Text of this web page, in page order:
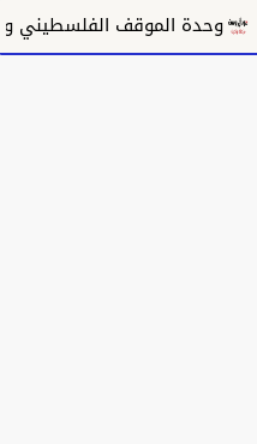
وحدة الموقف الفلسطيني